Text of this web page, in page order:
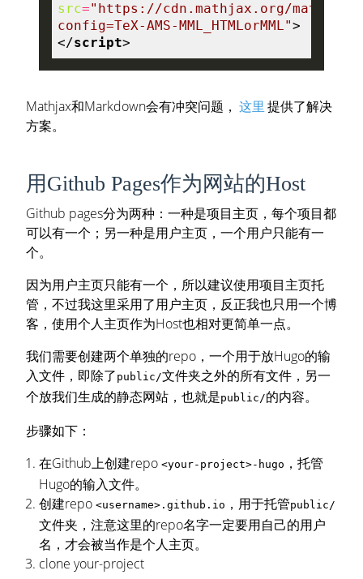
src="https://cdn.mathjax.org/mathjax/
config=TeX-AMS-MML_HTMLorMML">
</script>
Mathjax和Markdown会有冲突问题， 这里 提供了解决
方案。
用github Pages作为网站的Host
Github pages分为两种：一种是项目主页，每个项目都
可以有一个；另一种是用户主页，一个用户只能有一
个。
因为用户主页只能有一个，所以建议使用项目主页托
管，不过我这里采用了用户主页，反正我也只用一个博
客，使用个人主页作为Host也相对更简单一点。
我们需要创建两个单独的repo，一个用于放Hugo的输
入文件，即除了 public/文件夹之外的所有文件，另一
个放我们生成的静态网站，也就是public/的内容。
步骤如下：
在Github上创建repo <your-project>-hugo ，托管
Hugo的输入文件。
创建repo <username>.github.io ，用于托管public/
文件夹，注意这里的repo名字一定要用自己的用户
名，才会被当作是个人主页。
clone your-project